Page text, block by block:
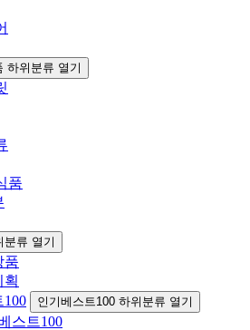
하위분류 열기
품
분류 열기
품
획
100
인기베스트100 하위분류 열기
스트100